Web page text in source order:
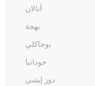
أتالان
بهجة
بوجاكلي
جوداتيا
دوز إيشي